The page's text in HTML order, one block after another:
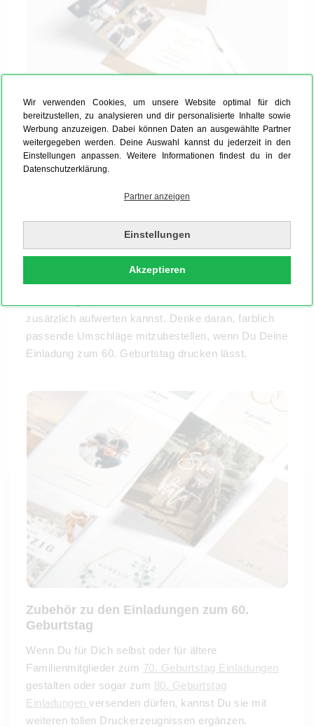
Wir verwenden Cookies, um unsere Website optimal für dich
bereitzustellen, zu analysieren und dir personalisierte Inhalte sowie
Werbung anzuzeigen. Dabei können Daten an ausgewählte Partner
weitergegeben werden. Deine Auswahl kannst du jederzeit in den
Einstellungen anpassen. Weitere Informationen findest du in der
Datenschutzerklärung.
Partner anzeigen
Einstellungen
Akzeptieren
Einladung zum 60. Geburtstag drucken
lassen und per Post schicken
Einladungen zum 60. Geburtstag ab? Kein Problem,
Einladung zum 60. Geburtstag eine Vorlage aus dem
Konfigurator, die Du nur noch anzupassen brauchst.
Du findest online bei MYPOSTER auch eine ganze
Reihe witziger Texte und schöner
zusätzlich aufwerten kannst. Denke daran, farblich
passende Umschläge mitzubestellen, wenn Du Deine
Einladung zum 60. Geburtstag drucken lässt.
Zubehör zu den Einladungen zum 60.
Geburtstag
Wenn Du für Dich selbst oder für ältere
Familienmitglieder zum 70. Geburtstag Einladungen
gestalten oder sogar zum 80. Geburtstag
Einladungen versenden dürfen, kannst Du sie mit
weiteren tollen Druckerzeugnissen ergänzen.